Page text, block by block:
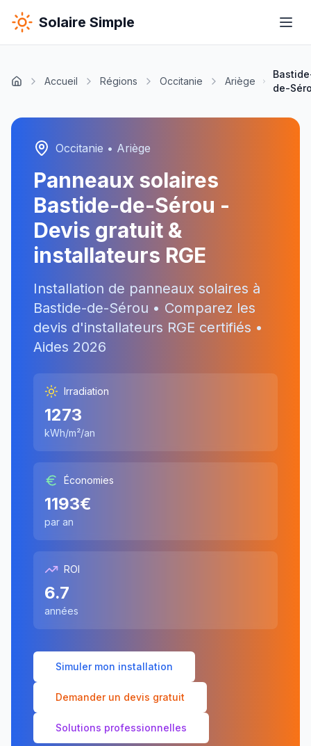
Solaire Simple
Accueil Régions Occitanie Ariège
de-
Occitanie • Ariège
Panneaux solaires
Bastide-de-Sérou -
Devis gratuit &
installateurs RGE
Installation de panneaux solaires à
Bastide-de-Sérou • Comparez les
devis d'installateurs RGE certifiés •
Aides 2026
Irradiation
1273
kWh/m²/an
Économies
1193€
par an
ROI
6.7
années
Simuler mon installation
Demander un devis gratuit
Solutions professionnelles